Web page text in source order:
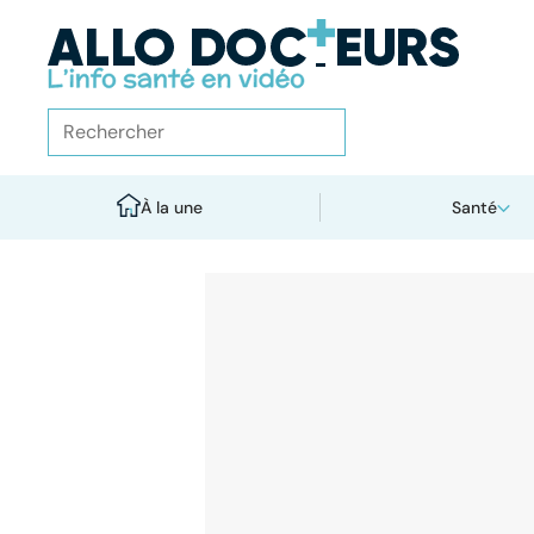
À la une Santé